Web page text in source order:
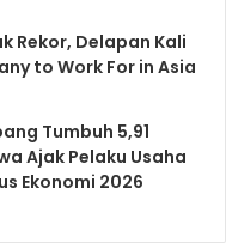
Rekor, Delapan Kali
to Work For in Asia
Tumbuh 5,91
Ajak Pelaku Usaha
Ekonomi 2026